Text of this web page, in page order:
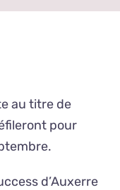
au titre de
pour
d’Auxerre